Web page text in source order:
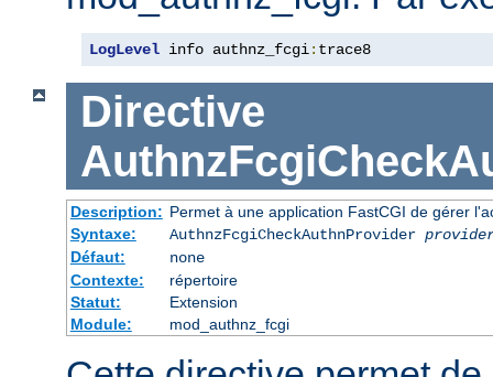
LogLevel info authnz_fcgi: trace8
Directive
Description: Permet à une application FastCGI de gérer
Syntaxe:
AuthnzFcgiCheckAuthnProvider
Défaut:
none
Contexte:
répertoire
Statut:
Extension
Module:
mod_authnz_fcgi